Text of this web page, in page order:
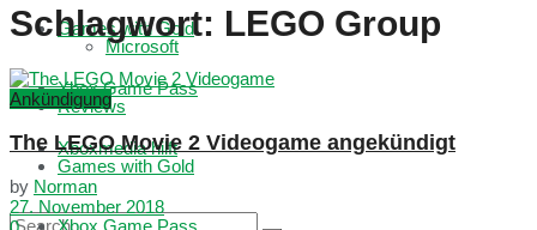
Games with Gold
Xbox Game Pass
Xboxmedia hilft
Microsoft
Reviews
Games with Gold
Xbox Game Pass
Schlagwort: LEGO Group
Ankündigung
The LEGO Movie 2 Videogame angekündigt
by Norman
27. November 2018